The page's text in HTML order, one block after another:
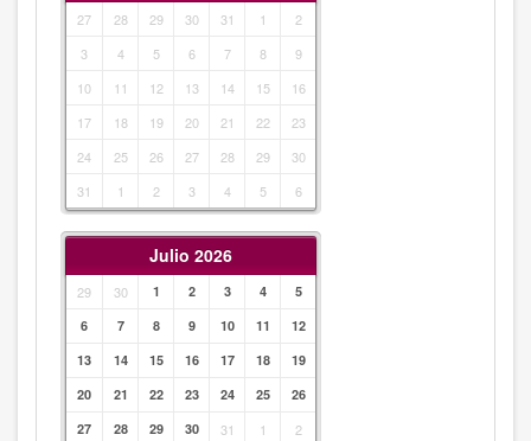
27 28 29 30 31 1
2
3
4 5 6 7 8
9
10
11 12 13 14 15
16
17
18 19 20 21 22
23
24
25 26 27 28 29
30
31
1 2 3 4 5 6
Julio 2026
29 30 1 2 3 4
5
6
7 8 9 10 11
12
13
14 15 16 17 18
19
20
21 22 23 24 25
26
27
28 29 30 31 1 2